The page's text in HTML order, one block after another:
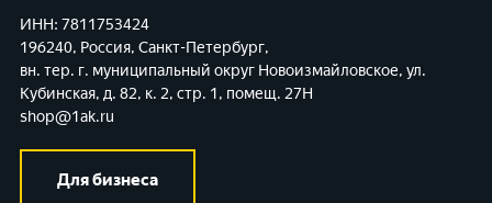
ИНН: 7811753424
196240, Россия, Санкт-Петербург,
вн. тер. г. муниципальный округ Новоизмайловское, ул.
Кубинская, д. 82, к. 2, стр. 1, помещ. 27Н
shop@1ak.ru
Для бизнеса